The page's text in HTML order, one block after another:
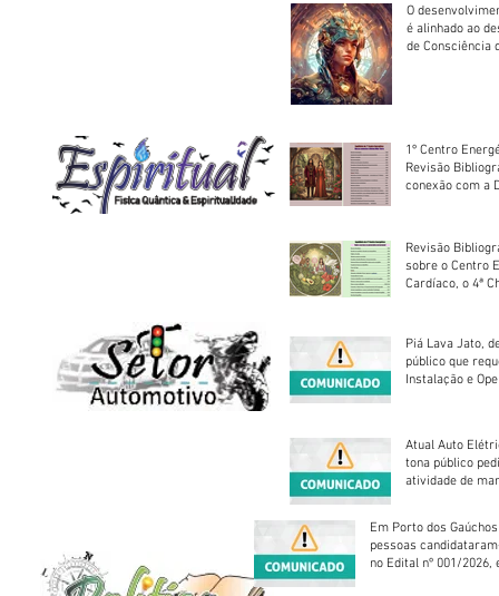
O
é alinhado ao
de Consciência
1º Centro
Revisão
conexão com a
Revisão
sobre o Centro
Cardíaco, o 4ª
Piá Lava Jato,
público que
Instalação e
Atual Auto
tona público
atividade de
Em Porto dos
pessoas
no Edital nº 001/2026,